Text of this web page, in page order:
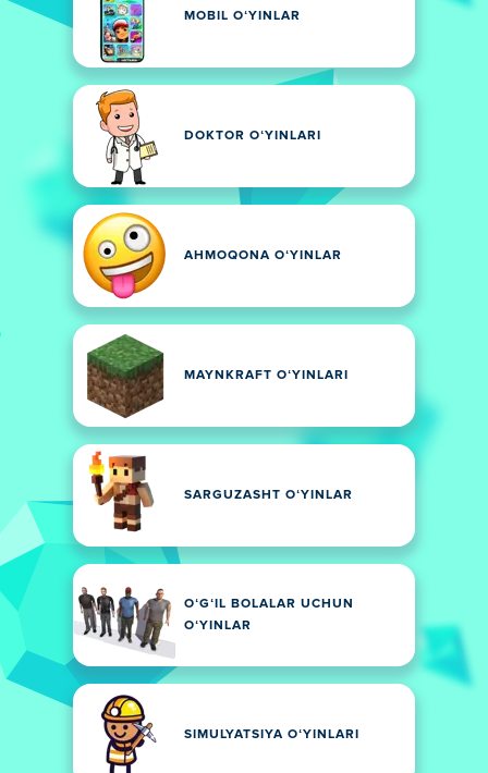
MOBIL OʻYINLAR
DOKTOR OʻYINLARI
AHMOQONA OʻYINLAR
MAYNKRAFT OʻYINLARI
SARGUZASHT OʻYINLAR
OʻGʻIL BOLALAR UCHUN
OʻYINLAR
SIMULYATSIYA OʻYINLARI